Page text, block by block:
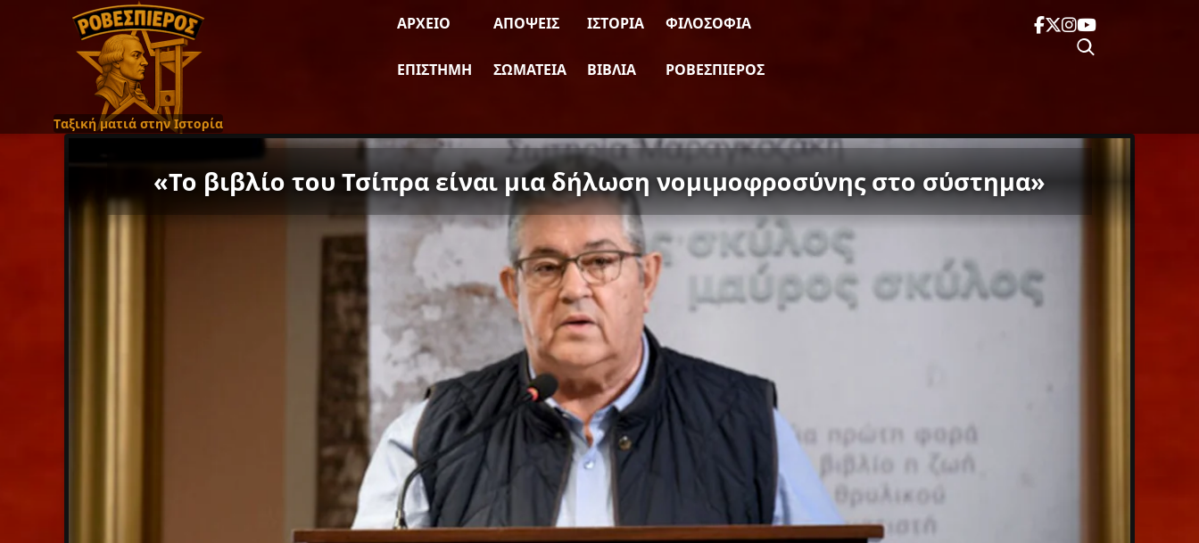
Ταξική ματιά στην Ιστορία
ΑΡΧΕΊΟ ΑΠΌΨΕΙΣ ΙΣΤΟΡΊΑ ΦΙΛΟΣΟΦΊΑ
ΕΠΙΣΤΉΜΗ ΣΩΜΑΤΕΊΑ ΒΙΒΛΊΑ ΡΟΒΕΣΠΙΈΡΟΣ
«Το βιβλίο του Τσίπρα είναι μια δήλωση νομιμοφροσύνης στο σύστημα»